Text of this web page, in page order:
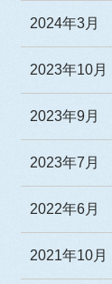
2024年3月
2023年10月
2023年9月
2023年7月
2022年6月
2021年10月